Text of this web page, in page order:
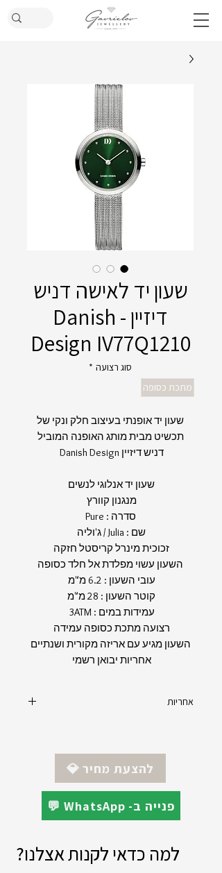
שעון יד לאישה דניש
דיזיין - Danish
Design IV77Q1210
סוג רצועה *
מתכת כסופה
שעון יד אופנתי בעיצוב חלק ונקי של
תכשיט מבית מותג האופנה המוביל
דניש דיזיין Danish Design
שעון יד אנלוגי לנשים
מנגנון קוורץ
סדרה : Pure
שם : Julia / ג'וליה
זכוכית מינרל קריסטל חזקה
השעון עשוי מפלדת אל חלד כסופה
עובי השעון : 6.2 מ"מ
קוטר השעון : 28 מ"מ
עמידות במים : 3ATM
רצועה מתכת כסופה עמידה
השעון מגיע עם אריזה מקורית ושנתיים
אחריות יבואן רשמי
אחריות
💎 להצעת מחיר
💬 WhatsApp -פנייה ב
למה כדאי לקנות אצלנו?